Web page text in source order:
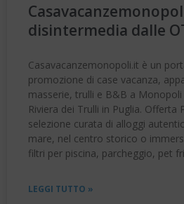
disintermedia dalle
Casavacanzemonopoli.it è un
promozione di case vacanza,
masserie, trulli e B&B a
Riviera dei Trulli in Puglia. Offerta
selezione curata di alloggi
mare, nel centro storico o
filtri per piscina, parcheggio, pet
LEGGI TUTTO »